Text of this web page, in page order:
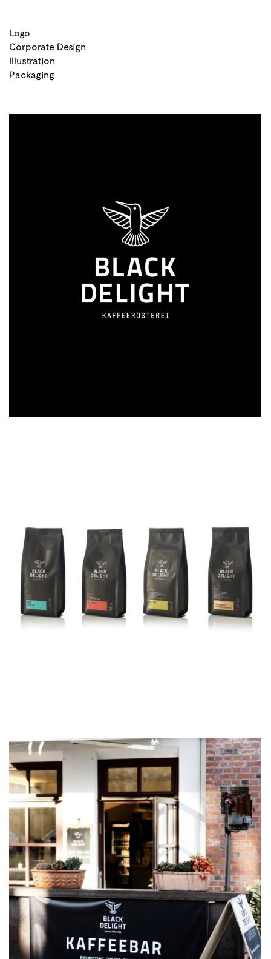
Logo
Corporate Design
Illustration
Packaging